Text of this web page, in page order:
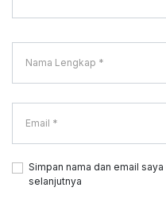
Simpan nama dan email
selanjutnya